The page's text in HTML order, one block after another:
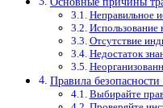
Неправильное
Использование
Отсутствие
Недостаток
Правила
Выбирайте